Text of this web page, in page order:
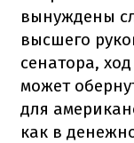
вынуждены
высшего
сенатора,
может
для
как в